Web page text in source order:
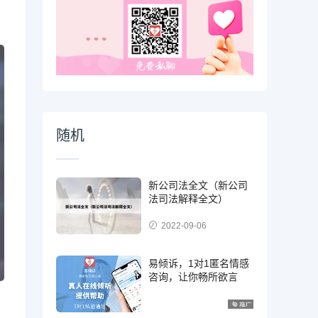
随机
新公司法全文（新公司
法司法解释全文）
2022-09-06
易倾诉，1对1匿名情感
咨询，让你畅所欲言